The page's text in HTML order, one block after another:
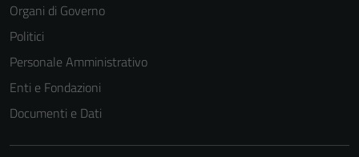
Organi di Governo
Politici
Personale Amministrativo
Enti e Fondazioni
Documenti e Dati